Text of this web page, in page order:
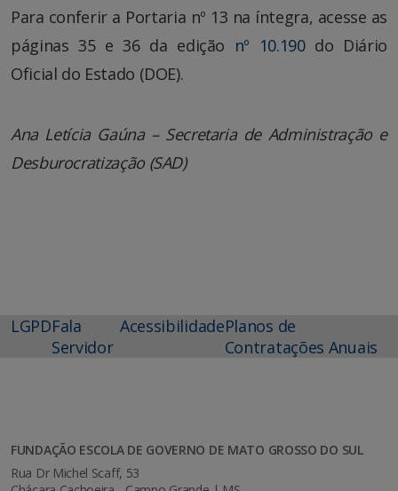
Para conferir a Portaria nº 13 na íntegra, acesse as
páginas 35 e 36 da edição nº 10.190do Diário
Oficial do Estado (DOE).
Ana Letícia Gaúna – Secretaria de Administração e
Desburocratização (SAD)
LGPDFala
Servidor
AcessibilidadePlanos de
Contratações Anuais
FUNDAÇÃO ESCOLA DE GOVERNO DE MATO GROSSO DO SUL
Rua Dr Michel Scaff, 53